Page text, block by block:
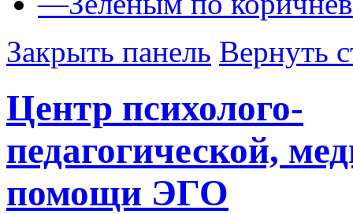
Закрыть панель Вернуть
Центр психолого-
педагогической,
помощи ЭГО